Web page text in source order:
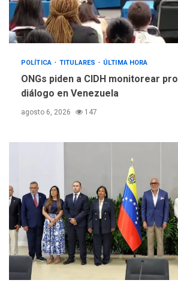
POLÍTICA TITULARES ÚLTIMA HORA
ONGs piden a CIDH monitorear
diálogo en Venezuela
agosto 6, 2026 147